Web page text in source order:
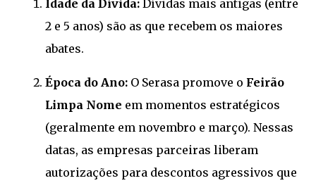
Idade da Dívida: Dívidas mais antigas (entre
2 e 5 anos) são as que recebem os maiores
abates.
Época do Ano: O Serasa promove o Feirão
Limpa Nome em momentos estratégicos
(geralmente em novembro e março). Nessas
datas, as empresas parceiras liberam
autorizações para descontos agressivos que